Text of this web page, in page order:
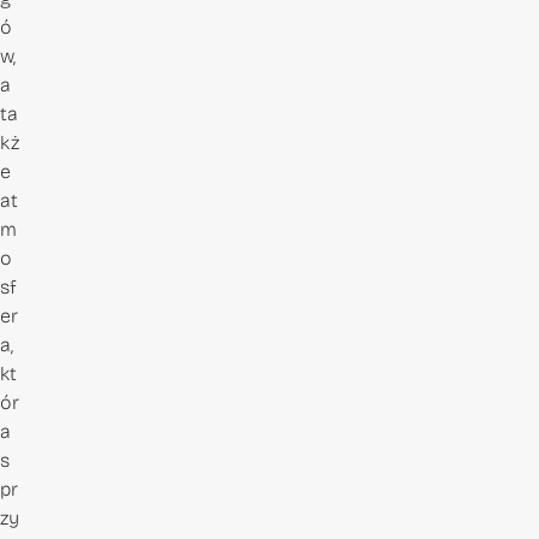
ó
w,
a
ta
kż
e
at
m
o
sf
er
a,
kt
ór
a
s
pr
zy